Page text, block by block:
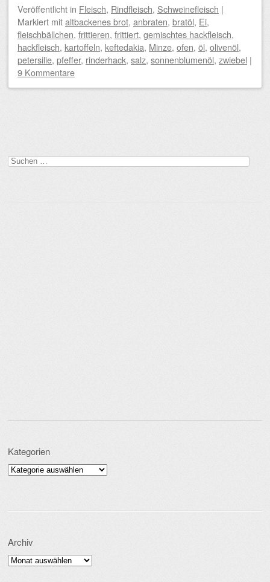
Veröffentlicht in Fleisch, Rindfleisch, Schweinefleisch |
Markiert mitaltbackenes brot, anbraten, bratöl, Ei,
fleischbällchen, frittieren, frittiert, gemischtes hackfleisch,
hackfleisch, kartoffeln, keftedakia, Minze, ofen, öl, olivenöl,
petersilie, pfeffer, rinderhack, salz, sonnenblumenöl, zwiebel |
9 Kommentare
Suchen
nach:
Kategorien
Kategorien
Archiv
Archiv